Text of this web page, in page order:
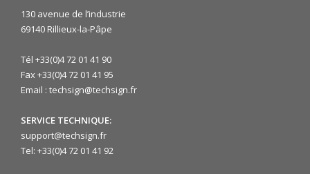
130 avenue de l’industrie
69140 Rillieux-la-Pâpe
Tél +33(0)4 72 01 41 90
Fax +33(0)4 72 01 41 95
Email : techsign@techsign.fr
SERVICE TECHNIQUE:
support@techsign.fr
Tel: +33(0)4 72 01 41 92